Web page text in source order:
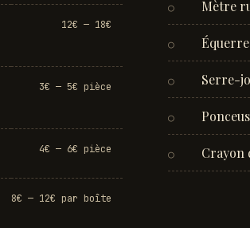
12€ — 18€
3€ — 5€ pièce
4€ — 6€ pièce
8€ — 12€ par boîte
○ Mètre
○
○ Serre-
○
○ Crayon